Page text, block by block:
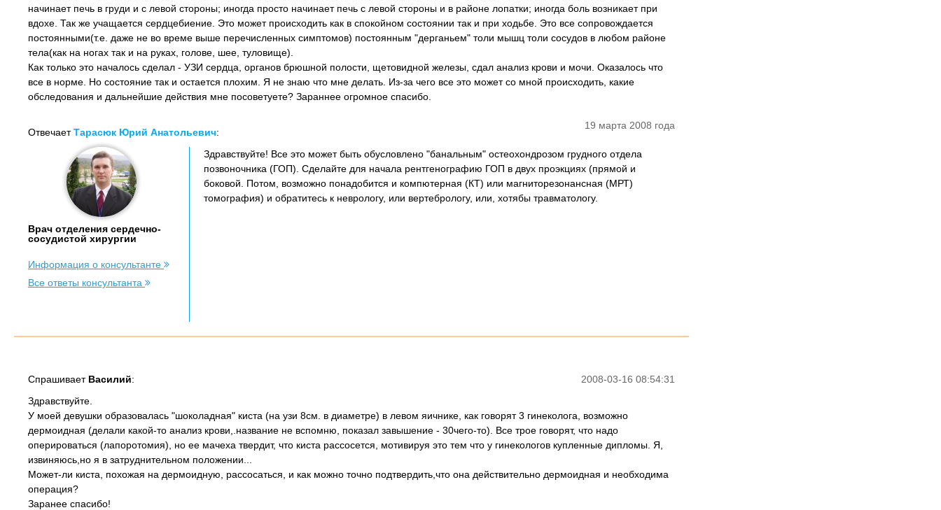
начинает печь в груди и с левой стороны; иногда просто начинает печь с левой стороны и в районе лопатки; иногда боль возникает при
вдохе. Так же учащается сердцебиение. Это может происходить как в спокойном состоянии так и при ходьбе. Это все сопровождается
постоянными(т.е. даже не во време выше перечисленных симптомов) постоянным "дерганьем" толи мышц толи сосудов в любом районе
тела(как на ногах так и на руках, голове, шее, туловище).
Как только это началось сделал - УЗИ сердца, органов брюшной полости, щетовидной железы, сдал анализ крови и мочи. Оказалось что
все в норме. Но состояние так и остается плохим. Я не знаю что мне делать. Из-за чего все это может со мной происходить, какие
обследования и дальнейшие действия мне посоветуете? Зараннее огромное спасибо.
19 марта 2008 года
ОтвечаетТарасюк Юрий Анатольевич:
Врач отделения сердечно-
сосудистой хирургии
Информация о консультанте
Все ответы консультанта
Здравствуйте! Все это может быть обусловлено "банальным" остеохондрозом грудного отдела
позвоночника (ГОП). Сделайте для начала рентгенографию ГОП в двух проэкциях (прямой и
боковой. Потом, возможно понадобится и компютерная (КТ) или магниторезонансная (МРТ)
томография) и обратитесь к неврологу, или вертебрологу, или, хотябы травматологу.
2008-03-16 08:54:31
Спрашивает Василий:
Здравствуйте.
У моей девушки образовалась "шоколадная" киста (на узи 8см. в диаметре) в левом яичнике, как говорят 3 гинеколога, возможно
дермоидная (делали какой-то анализ крови,.название не вспомню, показал завышение - 30чего-то). Все трое говорят, что надо
оперироваться (лапоротомия), но ее мачеха твердит, что киста рассосется, мотивируя это тем что у гинекологов купленные дипломы. Я,
извиняюсь,но я в затруднительном положении...
Может-ли киста, похожая на дермоидную, рассосаться, и как можно точно подтвердить,что она действительно дермоидная и необходима
операция?
Заранее спасибо!